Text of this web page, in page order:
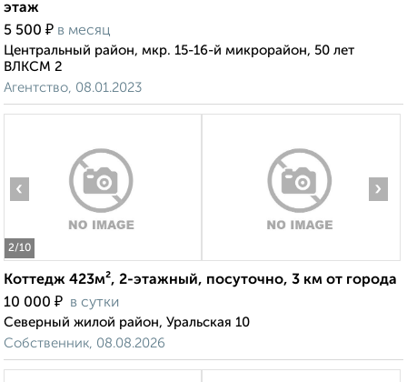
этаж
5 500 ₽ в месяц
Центральный район, мкр. 15-16-й микрорайон, 50 лет
ВЛКСМ 2
Агентство, 08.01.2023
2/10
‹ ›
Коттедж 423м², 2-этажный, посуточно, 3 км от города
10 000 ₽ в сутки
Северный жилой район, Уральская 10
Собственник, 08.08.2026